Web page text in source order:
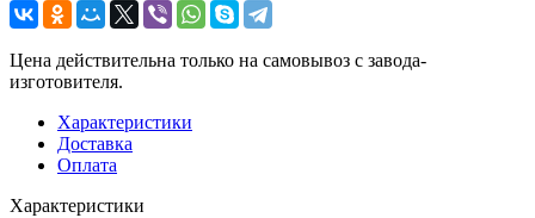
Цена действительна только на самовывоз с завода-
изготовителя.
Характеристики
Доставка
Оплата
Характеристики